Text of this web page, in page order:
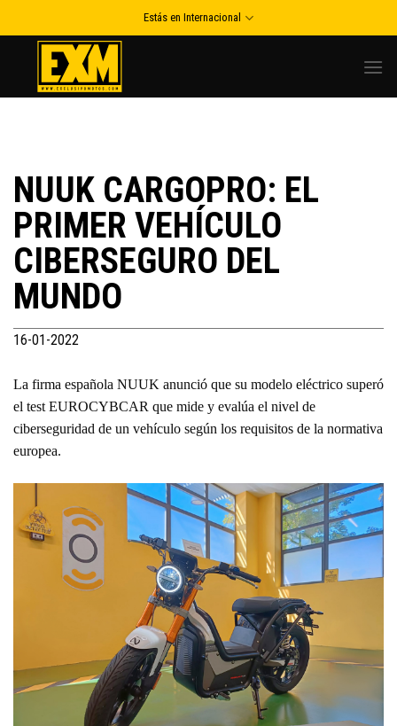
to
Estás en Internacional
NUUK CARGOPRO: EL
PRIMER VEHÍCULO
CIBERSEGURO DEL
MUNDO
16-01-2022
La firma española NUUK anunció que su modelo eléctrico superó
el test EUROCYBCAR que mide y evalúa el nivel de
ciberseguridad de un vehículo según los requisitos de la normativa
europea.